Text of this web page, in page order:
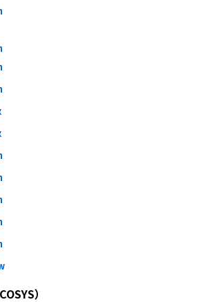
）